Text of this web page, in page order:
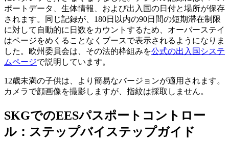
ポートデータ、生体情報、および出入国の日付と場所が保存
されます。同じ記録が、180日以内の90日間の短期滞在制限
に対して自動的に日数をカウントするため、オーバーステイ
はページをめくることなくブースで表示されるようになりま
した。欧州委員会は、その法的枠組みを公式の出入国システ
ムページで説明しています。
12歳未満の子供は、より簡易なバージョンが適用されます。
カメラで顔画像を撮影しますが、指紋は採取しません。
SKGでのEESパスポートコントロー
ル：ステップバイステップガイド